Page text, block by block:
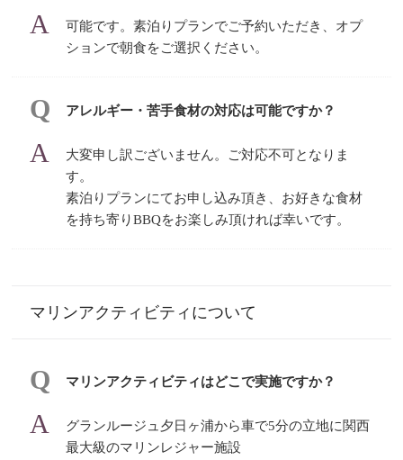
可能です。素泊りプランでご予約いただき、オプ
ションで朝食をご選択ください。
アレルギー・苦手食材の対応は可能ですか？
大変申し訳ございません。ご対応不可となりま
す。
素泊りプランにてお申し込み頂き、お好きな食材
を持ち寄りBBQをお楽しみ頂ければ幸いです。
マリンアクティビティについて
マリンアクティビティはどこで実施ですか？
グランルージュ夕日ヶ浦から車で5分の立地に関西
最大級のマリンレジャー施設